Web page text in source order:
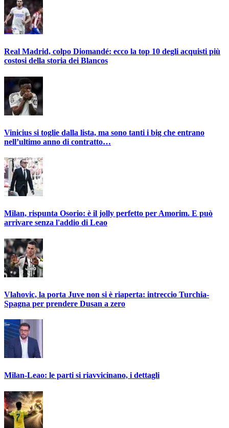
Real Madrid, colpo Diomandé: ecco la top 10 degli acquisti più
costosi della storia dei Blancos
Vinicius si toglie dalla lista, ma sono tanti i big che entrano
nell’ultimo anno di contratto…
Milan, rispunta Osorio: è il jolly perfetto per Amorim. E può
arrivare senza l'addio di Leao
Vlahovic, la porta Juve non si è riaperta: intreccio Turchia-
Spagna per prendere Dusan a zero
Milan-Leao: le parti si riavvicinano, i dettagli